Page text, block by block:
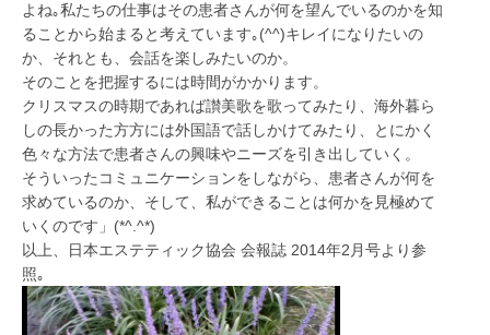
よね｡私たちの仕事はその患者さんが何を望んでいるのかを知
ることから始まると考えています｡(^^)キレイになりたいの
か、それとも、会話を楽しみたいのか。
そのことを把握するには時間がかかります。
クリスマスの時期であれば讃美歌を歌ってみたり、海外暮ら
しの長かった方方には外国語で話しかけてみたり、とにかく
色々な方法で患者さんの興味やニーズを引き出していく。
そういったコミュニケーションをしながら、患者さんが何を
求めているのか、そして、私ができることは何かを見極めて
いくのです」(*^.^*)
以上、日本エステティック協会 会報誌 2014年2月号より参
照｡